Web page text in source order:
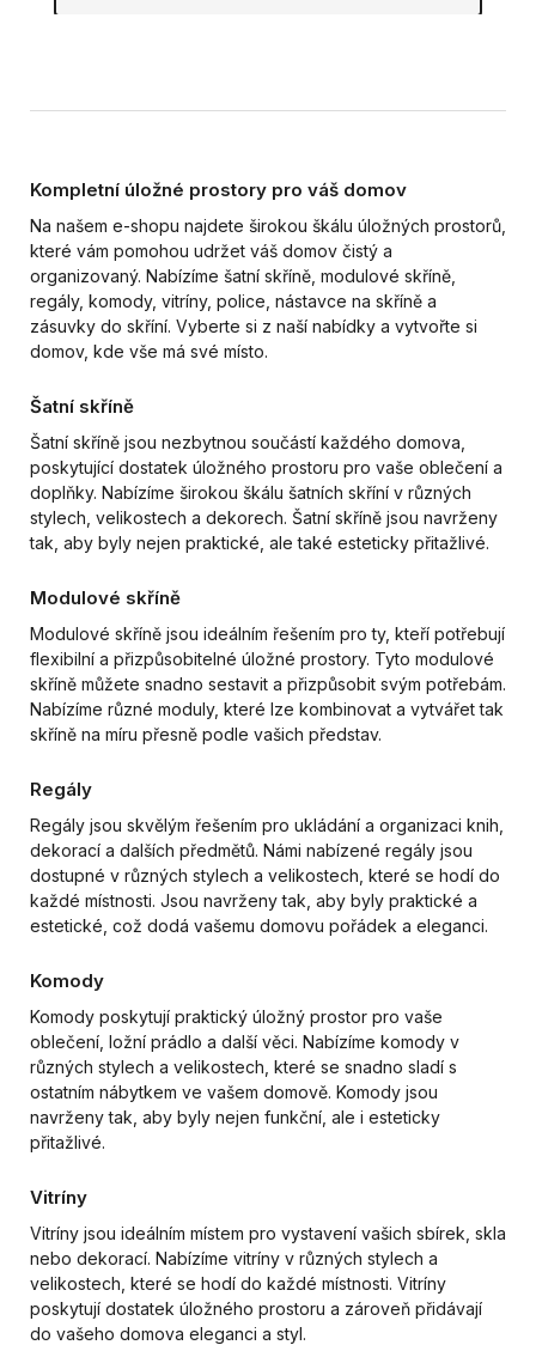
Kompletní úložné prostory pro váš domov
Na našem e-shopu najdete širokou škálu úložných prostorů,
které vám pomohou udržet váš domov čistý a
organizovaný. Nabízíme šatní skříně, modulové skříně,
regály, komody, vitríny, police, nástavce na skříně a
zásuvky do skříní. Vyberte si z naší nabídky a vytvořte si
domov, kde vše má své místo.
Šatní skříně
Šatní skříně jsou nezbytnou součástí každého domova,
poskytující dostatek úložného prostoru pro vaše oblečení a
doplňky. Nabízíme širokou škálu šatních skříní v různých
stylech, velikostech a dekorech. Šatní skříně jsou navrženy
tak, aby byly nejen praktické, ale také esteticky přitažlivé.
Modulové skříně
Modulové skříně jsou ideálním řešením pro ty, kteří potřebují
flexibilní a přizpůsobitelné úložné prostory. Tyto modulové
skříně můžete snadno sestavit a přizpůsobit svým potřebám.
Nabízíme různé moduly, které lze kombinovat a vytvářet tak
skříně na míru přesně podle vašich představ.
Regály
Regály jsou skvělým řešením pro ukládání a organizaci knih,
dekorací a dalších předmětů. Námi nabízené regály jsou
dostupné v různých stylech a velikostech, které se hodí do
každé místnosti. Jsou navrženy tak, aby byly praktické a
estetické, což dodá vašemu domovu pořádek a eleganci.
Komody
Komody poskytují praktický úložný prostor pro vaše
oblečení, ložní prádlo a další věci. Nabízíme komody v
různých stylech a velikostech, které se snadno sladí s
ostatním nábytkem ve vašem domově. Komody jsou
navrženy tak, aby byly nejen funkční, ale i esteticky
přitažlivé.
Vitríny
Vitríny jsou ideálním místem pro vystavení vašich sbírek, skla
nebo dekorací. Nabízíme vitríny v různých stylech a
velikostech, které se hodí do každé místnosti. Vitríny
poskytují dostatek úložného prostoru a zároveň přidávají
do vašeho domova eleganci a styl.